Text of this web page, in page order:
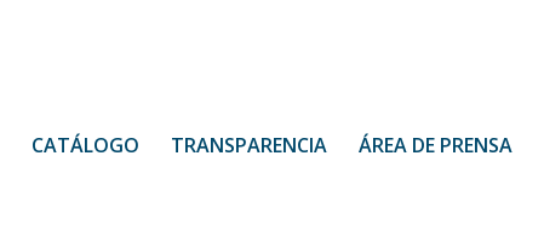
CATÁLOGO TRANSPARENCIA ÁREA DE PRENSA